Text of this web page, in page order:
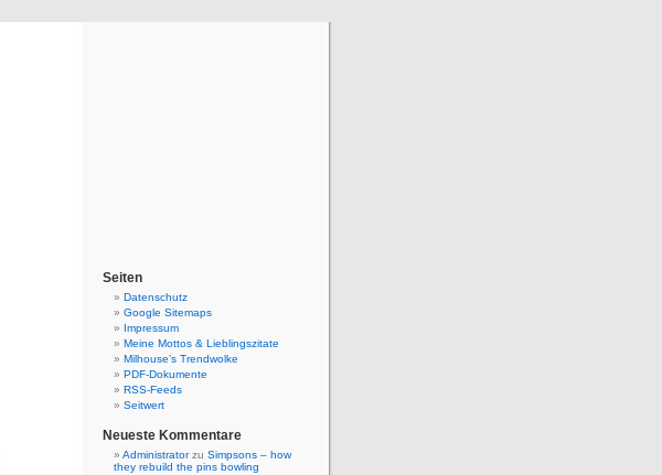
Seiten
Datenschutz
Google Sitemaps
Impressum
Meine Mottos & Lieblingszitate
Milhouse’s Trendwolke
PDF-Dokumente
RSS-Feeds
Seitwert
Neueste Kommentare
Administratorzu Simpsons – how
they rebuild the pins bowling